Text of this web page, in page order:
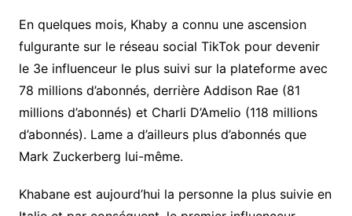
En quelques mois, Khaby a connu une ascension
fulgurante sur le réseau social TikTok pour devenir
le 3e influenceur le plus suivi sur la plateforme avec
78 millions d’abonnés, derrière Addison Rae (81
millions d’abonnés) et Charli D’Amelio (118 millions
d’abonnés). Lame a d’ailleurs plus d’abonnés que
Mark Zuckerberg lui-même.
Khabane est aujourd’hui la personne la plus suivie en